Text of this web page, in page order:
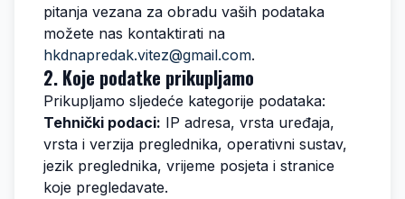
pitanja vezana za obradu vaših podataka
možete nas kontaktirati na
hkdnapredak.vitez@gmail.com.
2. Koje podatke prikupljamo
Prikupljamo sljedeće kategorije podataka:
Tehnički podaci: IP adresa, vrsta uređaja,
vrsta i verzija preglednika, operativni sustav,
jezik preglednika, vrijeme posjeta i stranice
koje pregledavate.